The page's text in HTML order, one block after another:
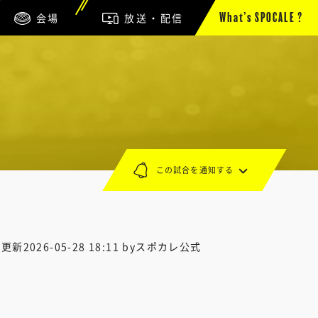
会場 放送・配信 What’s SPOCALE ?
新2026-05-28 18:11 byスポカレ公式
この試合を通知する